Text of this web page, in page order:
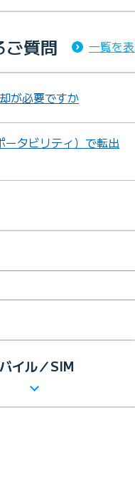
ご質問 一覧を
が必要ですか
タビリティ）で転出
イル／SIM